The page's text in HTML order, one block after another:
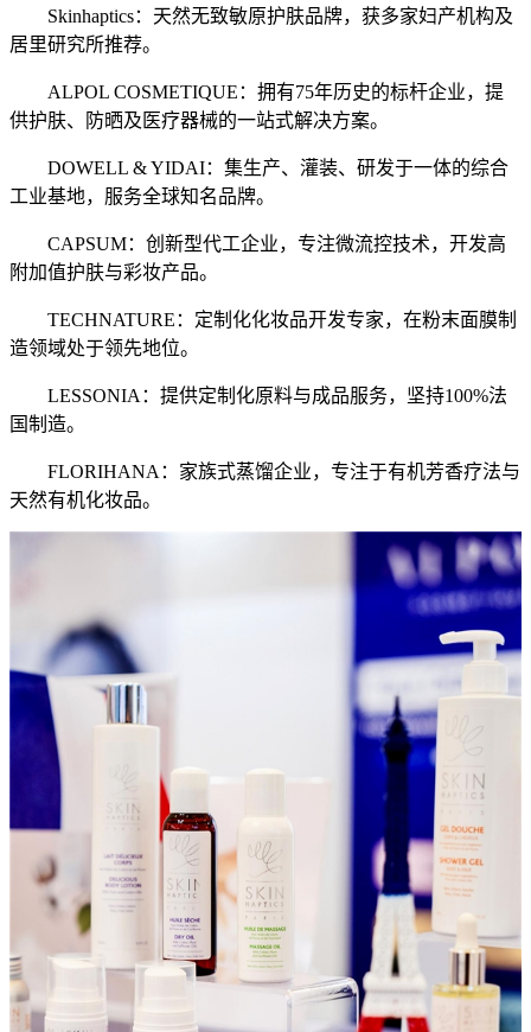
Skinhaptics：天然无致敏原护肤品牌，获多家妇产机构及
居里研究所推荐。
ALPOL COSMETIQUE：拥有75年历史的标杆企业，提
供护肤、防晒及医疗器械的一站式解决方案。
DOWELL & YIDAI：集生产、灌装、研发于一体的综合
工业基地，服务全球知名品牌。
CAPSUM：创新型代工企业，专注微流控技术，开发高
附加值护肤与彩妆产品。
TECHNATURE：定制化化妆品开发专家，在粉末面膜制
造领域处于领先地位。
LESSONIA：提供定制化原料与成品服务，坚持100%法
国制造。
FLORIHANA：家族式蒸馏企业，专注于有机芳香疗法与
天然有机化妆品。